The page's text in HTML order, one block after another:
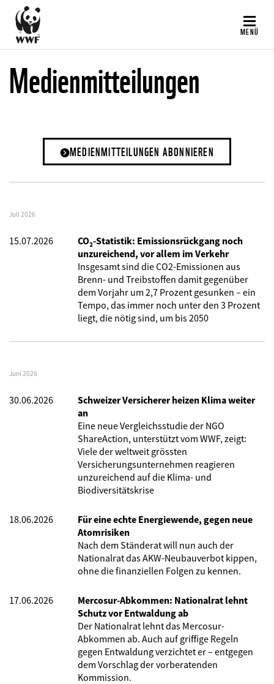
Direkt
zum
Inhalt
MENÜ
Medienmitteilungen
MEDIENMITTEILUNGEN ABONNIEREN
Juli 2026
15.07.2026
CO₂-Statistik: Emissionsrückgang noch
unzureichend, vor allem im Verkehr
Insgesamt sind die CO2-Emissionen aus
Brenn- und Treibstoffen damit gegenüber
dem Vorjahr um 2,7 Prozent gesunken – ein
Tempo, das immer noch unter den 3 Prozent
liegt, die nötig sind, um bis 2050
Juni 2026
30.06.2026
Schweizer Versicherer heizen Klima weiter
an
Eine neue Vergleichsstudie der NGO
ShareAction, unterstützt vom WWF, zeigt:
Viele der weltweit grössten
Versicherungsunternehmen reagieren
unzureichend auf die Klima- und
Biodiversitätskrise
18.06.2026
Für eine echte Energiewende, gegen neue
Atomrisiken
Nach dem Ständerat will nun auch der
Nationalrat das AKW-Neubauverbot kippen,
ohne die finanziellen Folgen zu kennen.
17.06.2026
Mercosur-Abkommen: Nationalrat lehnt
Schutz vor Entwaldung ab
Der Nationalrat lehnt das Mercosur-
Abkommen ab. Auch auf griffige Regeln
gegen Entwaldung verzichtet er – entgegen
dem Vorschlag der vorberatenden
Kommission.